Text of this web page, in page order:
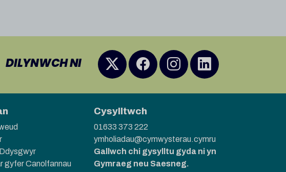
DILYNWCH NI
gyfer Canolfannau
Cysylltwch
01633 373 222
ymholiadau@cymwysterau.cymru
Gallwch chi gysylltu gyda ni yn
Gymraeg neu Saesneg.